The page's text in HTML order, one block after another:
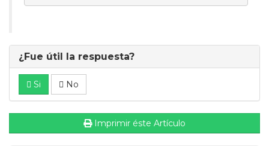
¿Fue útil la respuesta?
Si No
Imprimir éste Artículo